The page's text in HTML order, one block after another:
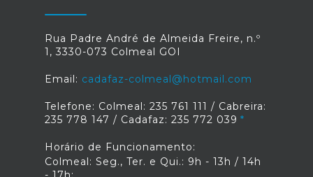
Rua Padre André de Almeida Freire, n.º
1, 3330-073 Colmeal GOI
Email: cadafaz-colmeal@hotmail.com
Telefone: Colmeal: 235 761 111 / Cabreira:
235 778 147 / Cadafaz: 235 772 039
Horário de Funcionamento:
Colmeal: Seg., Ter. e Qui.: 9h - 13h / 14h